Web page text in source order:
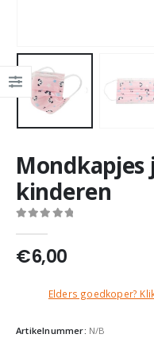
kinderen
€6,00
Elders goedkoper?
Artikelnummer: N/B